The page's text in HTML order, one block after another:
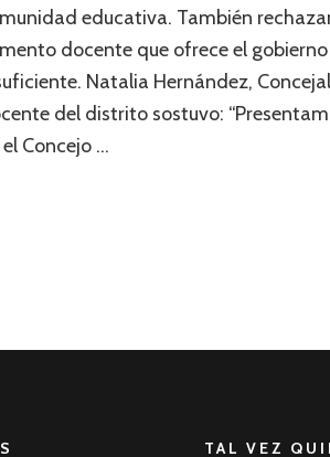
educativa. También
docente que ofrece el
Natalia Hernández,
del distrito sostuvo:
Concejo …
TAL VEZ